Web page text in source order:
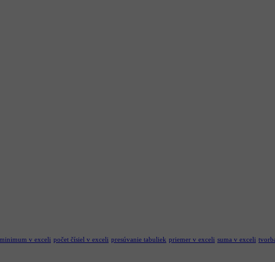
minimum v exceli počet čísiel v exceli presúvanie tabuliek priemer v exceli suma v exceli